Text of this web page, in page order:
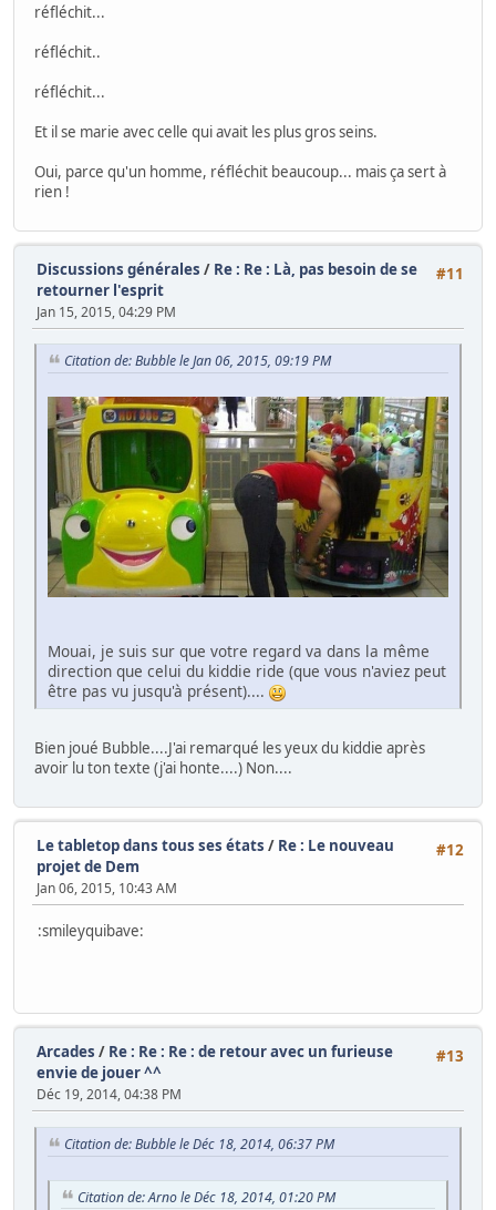
réfléchit...
réfléchit..
réfléchit...
Et il se marie avec celle qui avait les plus gros seins.
Oui, parce qu'un homme, réfléchit beaucoup... mais ça sert à
rien !
#11
Discussions générales / Re : Re : Là, pas besoin de se
retourner l'esprit
Jan 15, 2015, 04:29 PM
Citation de: Bubble le Jan 06, 2015, 09:19 PM
Mouai, je suis sur que votre regard va dans la même
direction que celui du kiddie ride (que vous n'aviez peut
être pas vu jusqu'à présent)....
Bien joué Bubble....J'ai remarqué les yeux du kiddie après
avoir lu ton texte (j'ai honte....) Non....
#12
Le tabletop dans tous ses états / Re : Le nouveau
projet de Dem
Jan 06, 2015, 10:43 AM
:smileyquibave:
#13
Arcades / Re : Re : Re : de retour avec un furieuse
envie de jouer ^^
Déc 19, 2014, 04:38 PM
Citation de: Bubble le Déc 18, 2014, 06:37 PM
Citation de: Arno le Déc 18, 2014, 01:20 PM